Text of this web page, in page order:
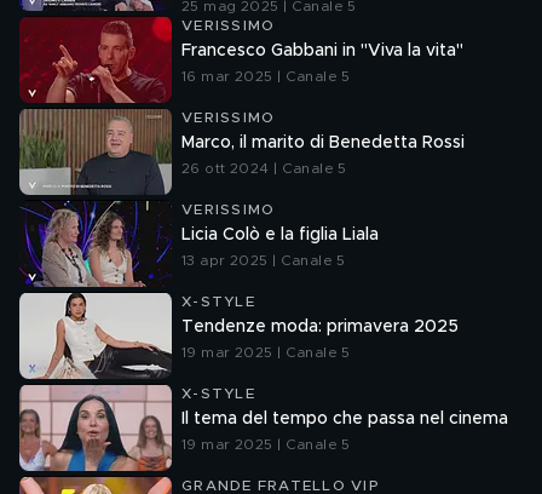
25 mag 2025 | Canale 5
VERISSIMO
Francesco Gabbani in "Viva la vita"
16 mar 2025 | Canale 5
VERISSIMO
Marco, il marito di Benedetta Rossi
26 ott 2024 | Canale 5
VERISSIMO
Licia Colò e la figlia Liala
13 apr 2025 | Canale 5
X-STYLE
Tendenze moda: primavera 2025
19 mar 2025 | Canale 5
X-STYLE
Il tema del tempo che passa nel cinema
19 mar 2025 | Canale 5
GRANDE FRATELLO VIP